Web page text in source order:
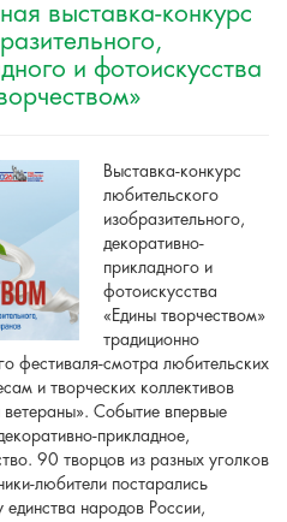
выставка-конкурс
и фотоискусства
Выставка-конкурс
любительского
изобразительного,
декоративно-
прикладного и
фотоискусства
«Едины творчеством»
традиционно
фестиваля-смотра любительских
и творческих коллективов
Событие впервые
прикладное,
90 творцов из разных уголков
любители постарались
народов России,